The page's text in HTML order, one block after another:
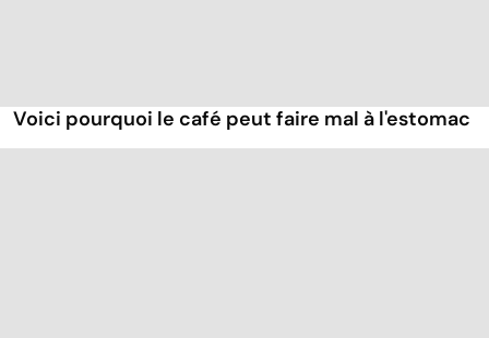
Voici pourquoi le café peut faire mal à l'estomac